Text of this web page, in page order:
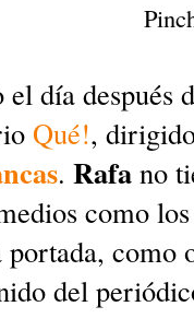
el día
Qué!,
. Rafa no
como
como
del